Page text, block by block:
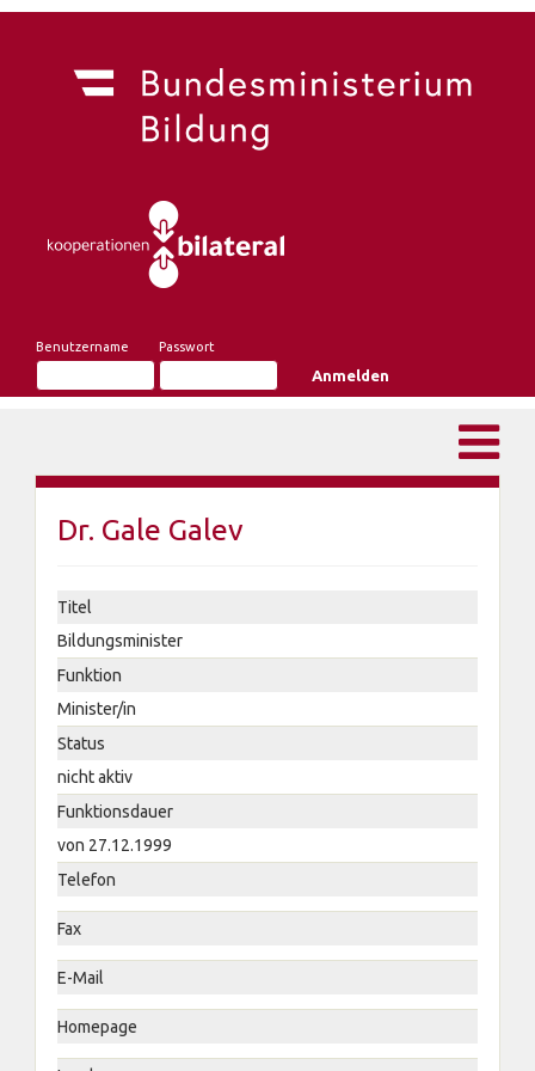
Benutzername Passwort
Dr. Gale Galev
Titel
Bildungsminister
Funktion
Minister/in
Status
nicht aktiv
Funktionsdauer
von 27.12.1999
Telefon
Fax
E-Mail
Homepage